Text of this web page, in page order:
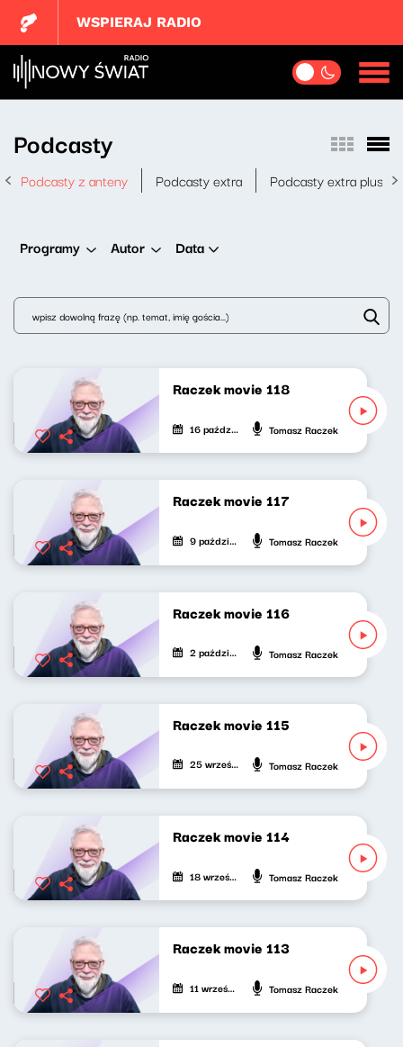
WSPIERAJ RADIO
Podcasty
Podcasty z anteny Podcasty extra Podcasty extra plus
Programy Autor Data
Raczek movie 118
16 października 2022 Tomasz Raczek
Raczek movie 117
9 października 2022 Tomasz Raczek
Raczek movie 116
2 października 2022 Tomasz Raczek
Raczek movie 115
25 września 2022 Tomasz Raczek
Raczek movie 114
18 września 2022 Tomasz Raczek
Raczek movie 113
11 września 2022 Tomasz Raczek